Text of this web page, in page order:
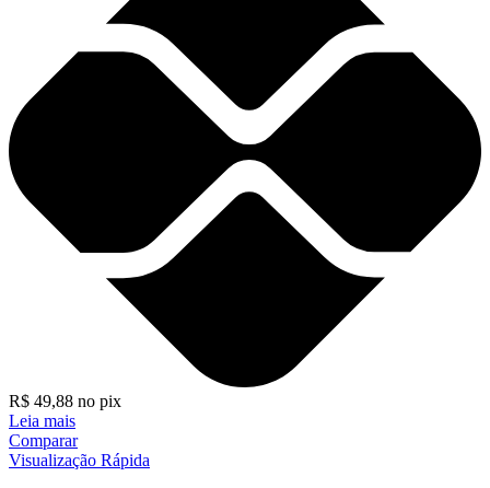
R$ 49,88 no pix
Leia mais
Comparar
Visualização Rápida